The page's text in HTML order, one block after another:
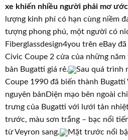
a
e
r
ầ
xe khiến nhiều người phải mơ
lượng kinh phí có hạn cùng niềm
tượng phong phú, một người có
Fiberglassdesign4you trên eBay
Civic Coupe 2 cửa của những
bản Bugatti giá rẻ.
Sau quá trình
Coupe 1990 đã biến thành Bugatti
nguyên bảnDiện mạo bên ngoài
trưng của Bugatti với lưới tản
trước, màu sơn trắng – bạc nổi
từ Veyron sang.
Mặt trước nổi